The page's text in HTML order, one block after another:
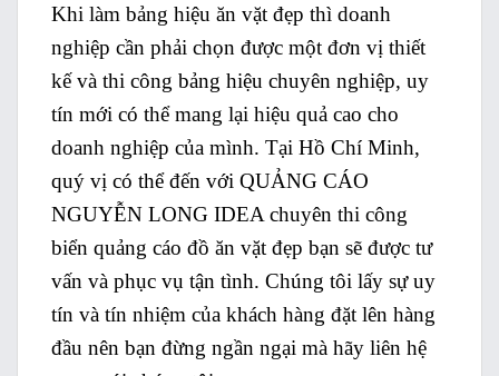
Khi làm bảng hiệu ăn vặt đẹp thì doanh
nghiệp cần phải chọn được một đơn vị thiết
kế và thi công bảng hiệu chuyên nghiệp, uy
tín mới có thể mang lại hiệu quả cao cho
doanh nghiệp của mình. Tại Hồ Chí Minh,
quý vị có thể đến với QUẢNG CÁO
NGUYỄN LONG IDEA chuyên thi công
biển quảng cáo đồ ăn vặt đẹp bạn sẽ được tư
vấn và phục vụ tận tình. Chúng tôi lấy sự uy
tín và tín nhiệm của khách hàng đặt lên hàng
đầu nên bạn đừng ngần ngại mà hãy liên hệ